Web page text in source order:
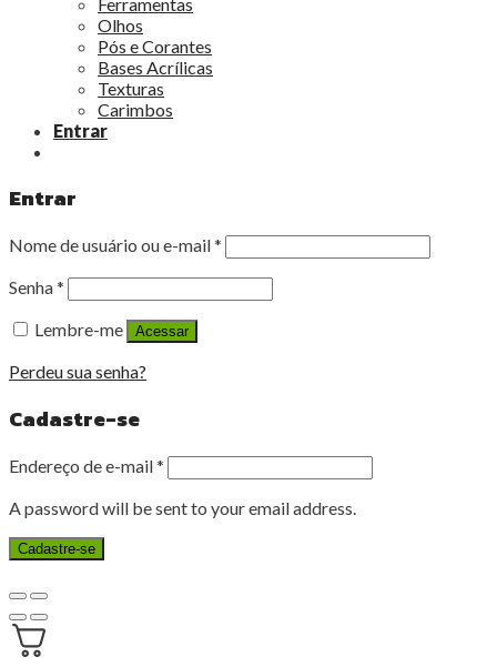
Olhos
Pós e Corantes
Bases Acrílicas
Texturas
Carimbos
Entrar
Entrar
Nome de usuário ou e-mail*
Senha*
Lembre-me
Acessar
Perdeu sua senha?
Cadastre-se
Endereço de e-mail*
A password will be sent to your email address.
Cadastre-se